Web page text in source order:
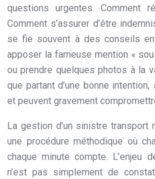
questions urgentes. Comment
Comment s’assurer d’être
se fie souvent à des conseils
apposer la fameuse mention «
ou prendre quelques photos à la
que partant d’une bonne
et peuvent gravement
La gestion d’un sinistre transport
une procédure méthodique où
chaque minute compte. L’enjeu
n’est pas simplement de